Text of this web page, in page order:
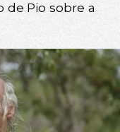
de Pio sobre a